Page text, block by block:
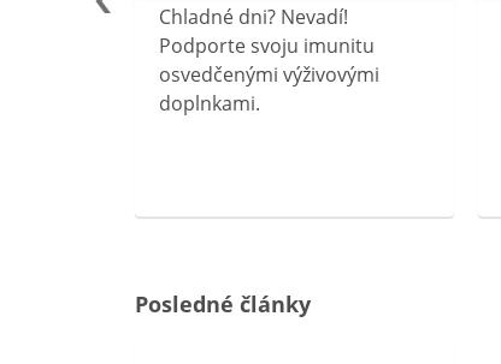
Chladné dni? Nevadí!
Podporte svoju imunitu
osvedčenými výživovými
doplnkami.
Posledné články